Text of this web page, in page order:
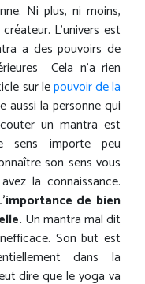
Ni plus, ni moins,
L'univers est
a des pouvoirs de
Cela n'a rien
sur lepouvoir de la
aussi la personne qui
un mantra est
sens importe peu
son sens vous
la connaissance.
de bien
Un mantra mal dit
Son but est
dans la
dire que le yoga va